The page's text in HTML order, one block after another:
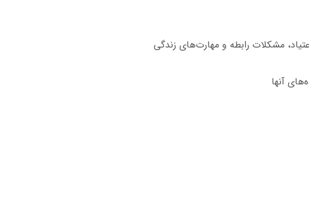
مشکلات رابطه و مهارت‌های زندگی
آنها